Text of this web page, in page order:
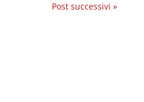
Post successivi »